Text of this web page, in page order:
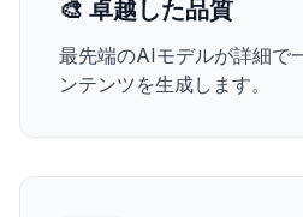
🎨 卓越した品質
最先端のAIモデルが詳細で
ンテンツを生成します。